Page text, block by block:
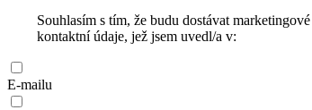
Souhlasím s tím, že budu dostávat
kontaktní údaje, jež jsem uvedl/a v:
E-mailu